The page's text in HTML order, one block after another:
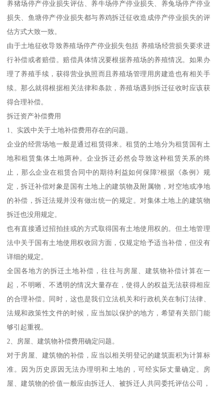
养猪场停产停业损失评估、养牛场停产停业损失、养兔场停产停业
损失、鱼塘停产停业损失都与养鸡拆迁征收造成停产停业损失的评
估方式大致一致。
由于土地征收导致养殖场停产停业损失包括 养殖场经营损失要求进
行补偿或者赔偿。赔偿具体情况要根据养殖场的养殖情况。如果办
理了养殖手续，获得营业执照而且养殖场管理用房建造也有相关手
续。那么就得根据相关法律和条款，养殖场遇到拆迁征收时应该获
得合理补偿。
拆迁资产补偿费用
1、实践中关于土地补偿费用存在的问题。
企业的经营场地一般是通过租赁得来。租赁的土地分为租赁国有土
地和租赁集体土地两种。企业拆迁必然会导致这种租赁关系的终
止，那么企业在租赁合同中的期待利益如何保障?根据《条例》规
定，拆迁补偿对象是国有土地上的建筑物及附属物，对空地或净地
的补偿，拆迁法规并没有做出统一的规定。对集体土地上的建筑物
拆迁也没用规定。
也有直接通过招拍挂或的方式取得国有土地使用权的。但土地管理
法中关于国有土地使用权收回方面，仅规定给予适当补偿，但没有
详细的规定。
全国各地方的拆迁土地补偿，往往与房屋、建筑物补偿计算在一
起，不明晰、不透明的情况大量存在，使得人的权益无法获得相应
的合理补偿。同时，这也是我们立法机关和行政机关在制订法律、
法规和政策性文件的时候，应当加以保护的地方，希望有关部门能
够引起重视。
2、房屋、建筑物补偿费用确定问题。
对于房屋、建筑物的补偿，应当以相关明登记的建筑面积为计算标
准。因为历史原因无法办理明和土地的，可经实际丈量确定。房
屋、建筑物的价值一般应由拆迁人、被拆迁人共同委托评估公司，